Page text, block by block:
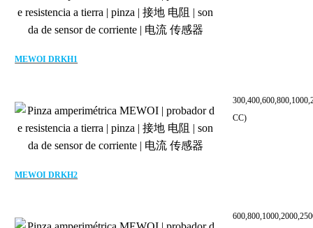
MEWOI DRKH1
MEWOI DRKH2
CC)